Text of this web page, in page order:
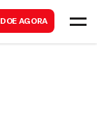
DOE AGORA